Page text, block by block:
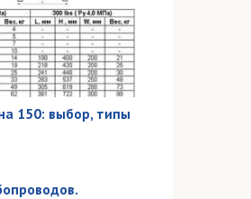
150: выбор, типы